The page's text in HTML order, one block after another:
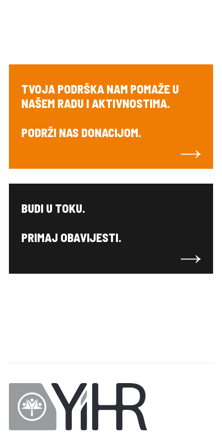
TVOJA PODRŠKA NAM POMAŽE U
NAŠEM RADU I AKTIVNOSTIMA.
PODRŽI NAS DONACIJOM.
BUDI U TOKU.
PRIMAJ OBAVIJESTI.